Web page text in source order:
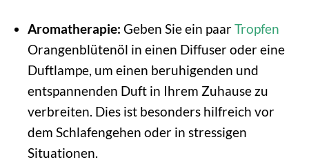
Aromatherapie: Geben Sie ein paarTropfen
Orangenblütenöl in einen Diffuser oder eine
Duftlampe, um einen beruhigenden und
entspannenden Duft in Ihrem Zuhause zu
verbreiten. Dies ist besonders hilfreich vor
dem Schlafengehen oder in stressigen
Situationen.